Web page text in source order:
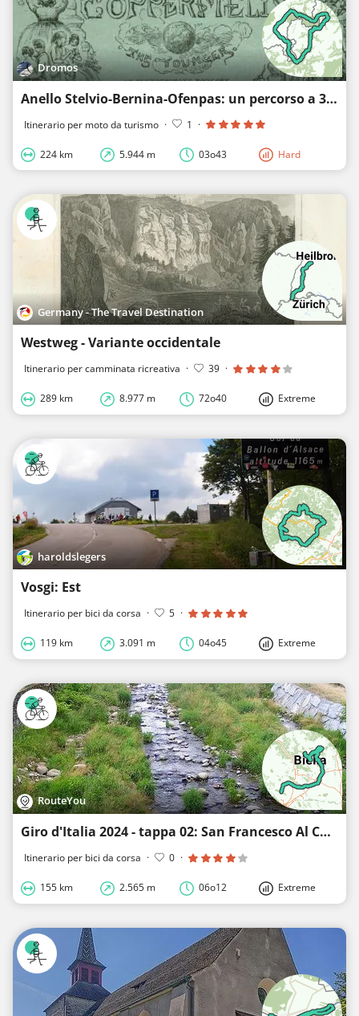
Dromos
Anello Stelvio-Bernina-Ofenpas: un percorso a 3 passi di montagna
Itinerario per moto da turismo · 1 ·
224 km 5.944 m 03o43 Hard
Germany - The Travel Destination
Westweg - Variante occidentale
Itinerario per camminata ricreativa · 39 ·
289 km 8.977 m 72o40 Extreme
haroldslegers
Vosgi: Est
Itinerario per bici da corsa · 5 ·
119 km 3.091 m 04o45 Extreme
RouteYou
Giro d'Italia 2024 - tappa 02: San Francesco Al Campo - Oropa
Itinerario per bici da corsa · 0 ·
155 km 2.565 m 06o12 Extreme